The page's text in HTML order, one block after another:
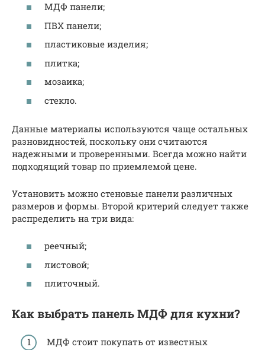
МДФ панели;
ПВХ панели;
пластиковые изделия;
плитка;
мозаика;
стекло.
Данные материалы используются чаще остальных
разновидностей, поскольку они считаются
надежными и проверенными. Всегда можно найти
подходящий товар по приемлемой цене.
Установить можно стеновые панели различных
размеров и формы. Второй критерий следует также
распределить на три вида:
реечный;
листовой;
плиточный.
Как выбрать панель МДФ для кухни?
МДФ стоит покупать от известных